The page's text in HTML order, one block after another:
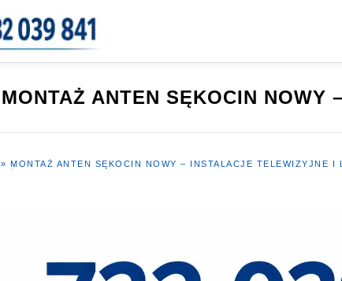
MONTAŻ ANTEN SĘKOCIN NOWY
» MONTAŻ ANTEN SĘKOCIN NOWY – INSTALACJE TELEWIZYJNE I